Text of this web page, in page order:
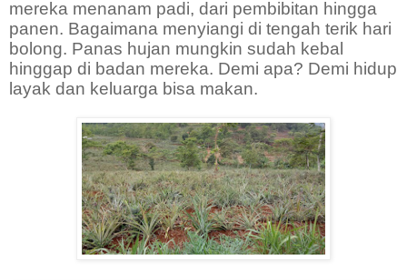
mereka menanam padi, dari pembibitan hingga
panen. Bagaimana menyiangi di tengah terik hari
bolong. Panas hujan mungkin sudah kebal
hinggap di badan mereka. Demi apa? Demi hidup
layak dan keluarga bisa makan.